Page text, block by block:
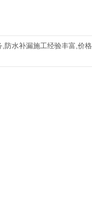
防水补漏施工经验丰富,价格